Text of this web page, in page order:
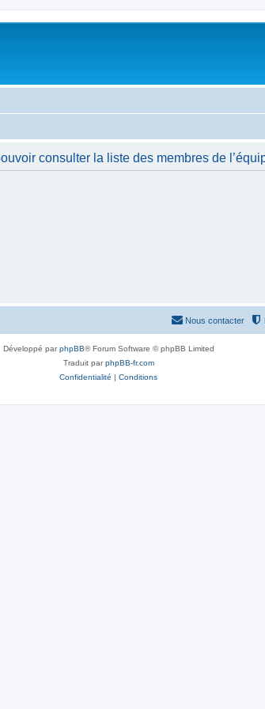
consulter la liste des membres de
Nous contacter
Développé parphpBB® Forum Software © phpBB Limited
Traduit parphpBB-fr.com
Confidentialité | Conditions